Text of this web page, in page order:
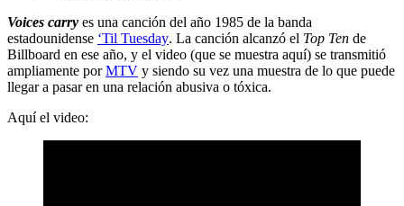
Voices carry es una canción del año 1985 de la banda
estadounidense ‘Til Tuesday. La canción alcanzó el Top Ten de
Billboard en ese año, y el video (que se muestra aquí) se transmitió
ampliamente porMTV y siendo su vez una muestra de lo que puede
llegar a pasar en una relación abusiva o tóxica.
Aquí el video: